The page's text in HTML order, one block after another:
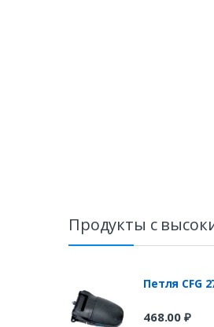
Продукты с
Петля CFG
468.00₽